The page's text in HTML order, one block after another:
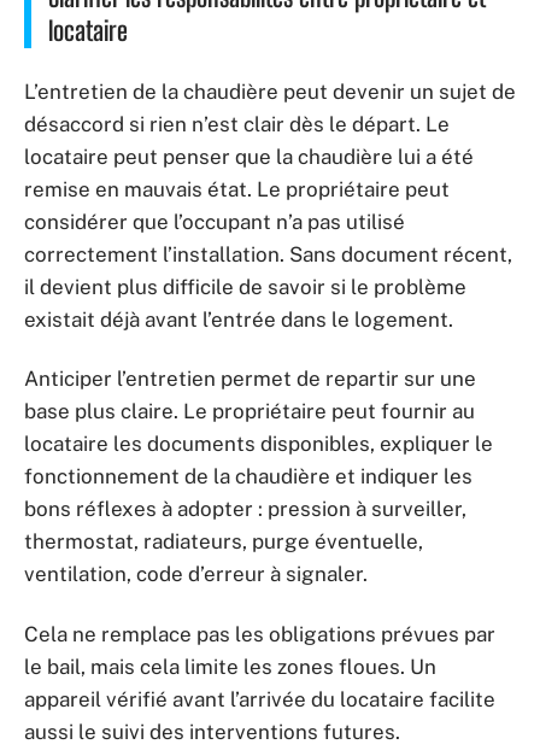
locataire
L’entretien de la chaudière peut devenir un sujet de
désaccord si rien n’est clair dès le départ. Le
locataire peut penser que la chaudière lui a été
remise en mauvais état. Le propriétaire peut
considérer que l’occupant n’a pas utilisé
correctement l’installation. Sans document récent,
il devient plus difficile de savoir si le problème
existait déjà avant l’entrée dans le logement.
Anticiper l’entretien permet de repartir sur une
base plus claire. Le propriétaire peut fournir au
locataire les documents disponibles, expliquer le
fonctionnement de la chaudière et indiquer les
bons réflexes à adopter : pression à surveiller,
thermostat, radiateurs, purge éventuelle,
ventilation, code d’erreur à signaler.
Cela ne remplace pas les obligations prévues par
le bail, mais cela limite les zones floues. Un
appareil vérifié avant l’arrivée du locataire facilite
aussi le suivi des interventions futures.